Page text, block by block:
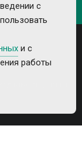
лицензии и
с
и с
работы